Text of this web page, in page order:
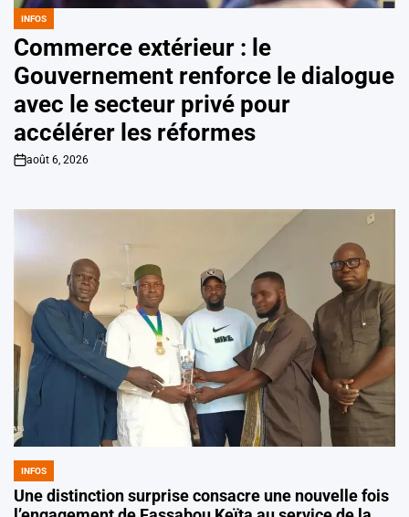
POSTED
IN
INFOS
Commerce extérieur : le
Gouvernement renforce le dialogue
avec le secteur privé pour
accélérer les réformes
on
août 6, 2026
POSTED
IN
INFOS
Une distinction surprise consacre une nouvelle fois